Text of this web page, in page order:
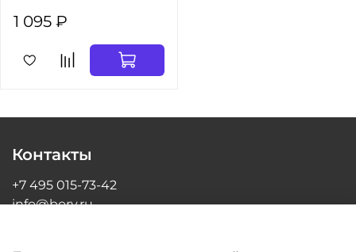
1 095 ₽
Контакты
+7 495 015-73-42
info@bory.ru